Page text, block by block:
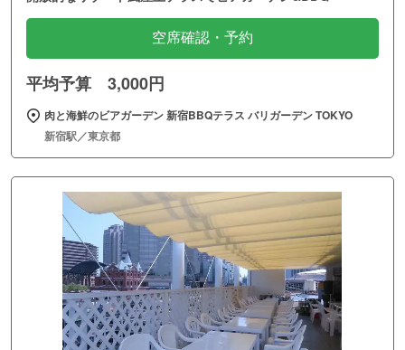
空席確認・予約
平均予算 3,000円
肉と海鮮のビアガーデン 新宿BBQテラス バリガーデン TOKYO
新宿駅／東京都